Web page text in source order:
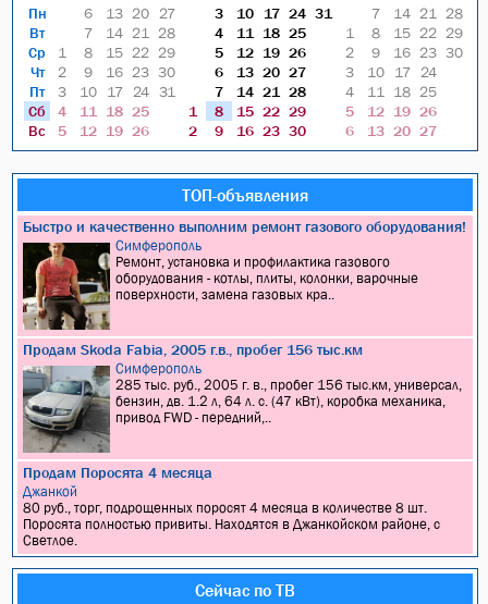
Пн
Вт
Ср
Чт
Пт
Сб
Вс
6 13 20
27
7
14 21
28
1
8 15 22 29
2
9 16 23 30
3
10 17 24 31
4
11 18 25
5
12 19 26
3 10 17 24 31
4
11 18 25
5
12 19 26
6
13 20 27
7
14 21
28
1
8 15 22 29
2
9 16 23 30
7 14 21
28
1
8 15 22 29
2
9 16 23 30
3
10 17
24
4
11 18 25
5
12 19 26
6
13 20 27
ТОП-объявления
Быстро и качественно выполним ремонт газового оборудования!
Симферополь
Ремонт, установка и профилактика газового
оборудования - котлы, плиты, колонки, варочные
поверхности, замена газовых кра..
Продам Skoda Fabia, 2005 г.в., пробег 156 тыс.км
Симферополь
285 тыс. руб., 2005 г. в., пробег 156 тыс.км, универсал,
бензин, дв. 1.2 л, 64 л. с. (47 кВт), коробка механика,
привод FWD - передний,..
Продам Поросята 4 месяца
Джанкой
80 руб., торг, подрощенных поросят 4 месяца в количестве 8 шт.
Поросята полностью привиты. Находятся в Джанкойском районе, с
Светлое.
Сейчас по ТВ